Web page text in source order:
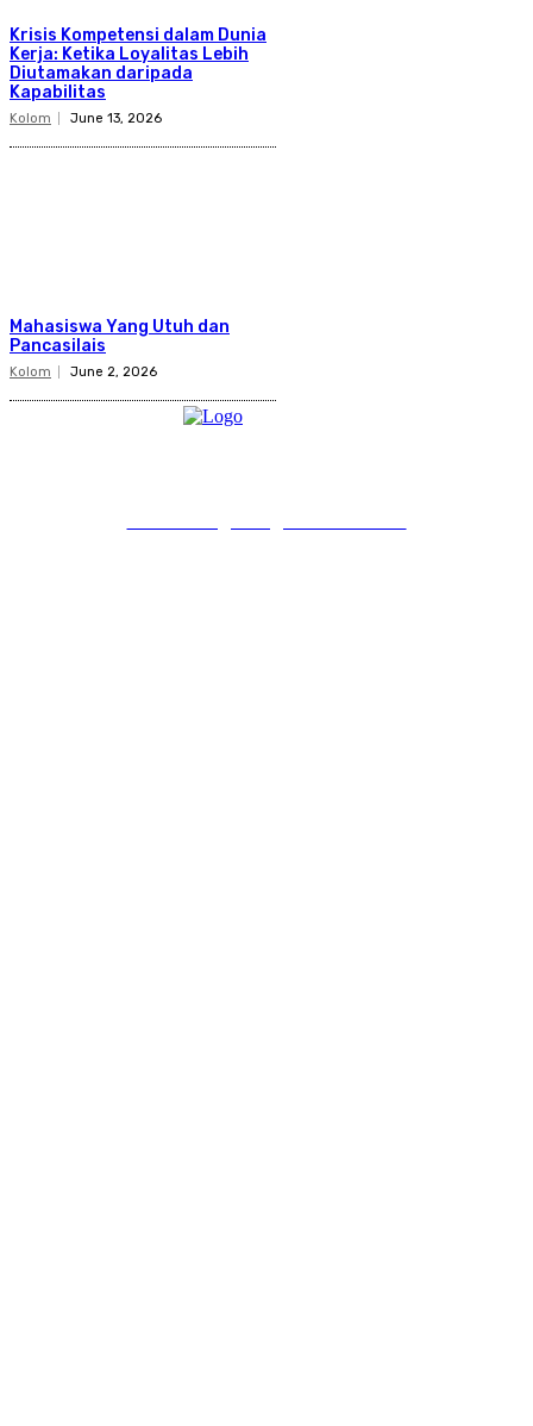
Krisis Kompetensi dalam Dunia
Kerja: Ketika Loyalitas Lebih
Diutamakan daripada
Kapabilitas
Kolom June 13, 2026
Mahasiswa Yang Utuh dan
Pancasilais
Kolom June 2, 2026